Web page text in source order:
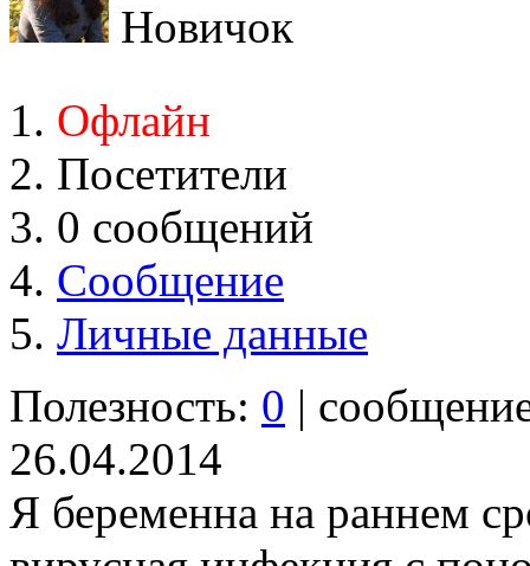
Новичок
Офлайн
Посетители
0 сообщений
Сообщение
Личные данные
Полезность: 0 |
26.04.2014
Я беременна на раннем